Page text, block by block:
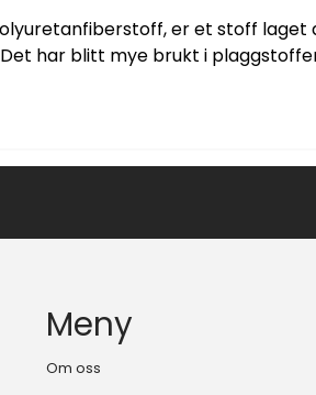
er et stoff laget
har blitt mye brukt i
Meny
Om oss